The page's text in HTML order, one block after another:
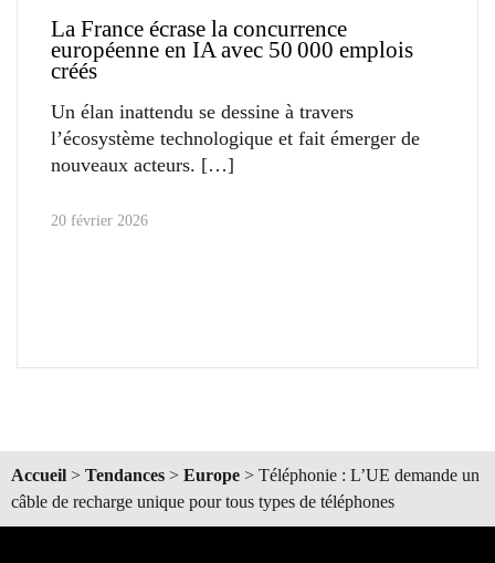
La France écrase la concurrence
européenne en IA avec 50 000 emplois
créés
Un élan inattendu se dessine à travers
l’écosystème technologique et fait émerger de
nouveaux acteurs.
20 février 2026
Accueil > Tendances > Europe > Téléphonie : L’UE demande un
câble de recharge unique pour tous types de téléphones